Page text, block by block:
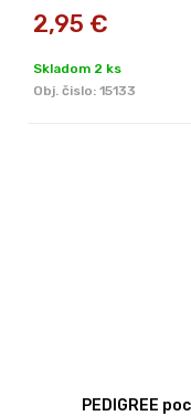
2,95 €
Skladom 2 ks
Obj. čislo: 15133
PEDIGREE